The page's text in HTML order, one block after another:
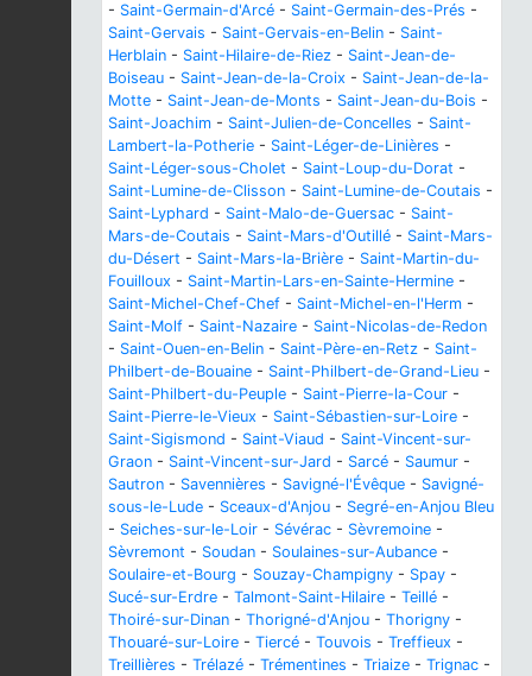
- Saint-Germain-d'Arcé - Saint-Germain-des-Prés -
Saint-Gervais - Saint-Gervais-en-Belin - Saint-
Herblain - Saint-Hilaire-de-Riez - Saint-Jean-de-
Boiseau - Saint-Jean-de-la-Croix - Saint-Jean-de-la-
Motte - Saint-Jean-de-Monts - Saint-Jean-du-Bois -
Saint-Joachim - Saint-Julien-de-Concelles - Saint-
Lambert-la-Potherie - Saint-Léger-de-Linières -
Saint-Léger-sous-Cholet - Saint-Loup-du-Dorat -
Saint-Lumine-de-Clisson - Saint-Lumine-de-Coutais -
Saint-Lyphard - Saint-Malo-de-Guersac - Saint-
Mars-de-Coutais - Saint-Mars-d'Outillé - Saint-Mars-
du-Désert - Saint-Mars-la-Brière - Saint-Martin-du-
Fouilloux - Saint-Martin-Lars-en-Sainte-Hermine -
Saint-Michel-Chef-Chef - Saint-Michel-en-l'Herm -
Saint-Molf - Saint-Nazaire - Saint-Nicolas-de-Redon
- Saint-Ouen-en-Belin - Saint-Père-en-Retz - Saint-
Philbert-de-Bouaine - Saint-Philbert-de-Grand-Lieu -
Saint-Philbert-du-Peuple - Saint-Pierre-la-Cour -
Saint-Pierre-le-Vieux - Saint-Sébastien-sur-Loire -
Saint-Sigismond - Saint-Viaud - Saint-Vincent-sur-
Graon - Saint-Vincent-sur-Jard - Sarcé - Saumur -
Sautron - Savennières - Savigné-l'Évêque - Savigné-
sous-le-Lude - Sceaux-d'Anjou - Segré-en-Anjou Bleu
- Seiches-sur-le-Loir - Sévérac - Sèvremoine -
Sèvremont - Soudan - Soulaines-sur-Aubance -
Soulaire-et-Bourg - Souzay-Champigny - Spay -
Sucé-sur-Erdre - Talmont-Saint-Hilaire - Teillé -
Thoiré-sur-Dinan - Thorigné-d'Anjou - Thorigny -
Thouaré-sur-Loire - Tiercé - Touvois - Treffieux -
Treillières - Trélazé - Trémentines - Triaize - Trignac -